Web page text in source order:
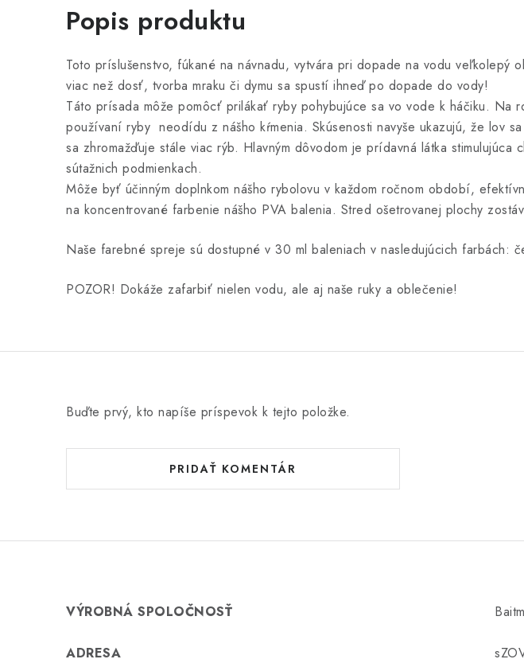
Popis produktu
Toto príslušenstvo, fúkané na návnadu, vytvára pri dopade na vodu veľkolepý
viac než dosť, tvorba mraku či dymu sa spustí ihneď po dopade do vody!
Táto prísada môže pomôcť prilákať ryby pohybujúce sa vo vode k háčiku. Na
používaní ryby neodídu z nášho kŕmenia. Skúsenosti navyše ukazujú, že lov
sa zhromažďuje stále viac rýb. Hlavným dôvodom je prídavná látka
sútažnich podmienkach.
Môže byť účinným doplnkom nášho rybolovu v každom ročnom období,
na koncentrované farbenie nášho PVA balenia. Stred ošetrovanej plochy
Naše farebné spreje sú dostupné v 30 ml baleniach v nasledujúcich farbách:
POZOR! Dokáže zafarbiť nielen vodu, ale aj naše ruky a oblečenie!
Buďte prvý, kto napíše príspevok k tejto položke.
PRIDAŤ KOMENTÁR
VÝROBNÁ SPOLOČNOSŤ
ADRESA